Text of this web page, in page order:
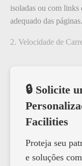
isoladas ou com links
adequado das páginas.
2. Velocidade de
🔒 Solicite
Facilities
Proteja seu
e soluções